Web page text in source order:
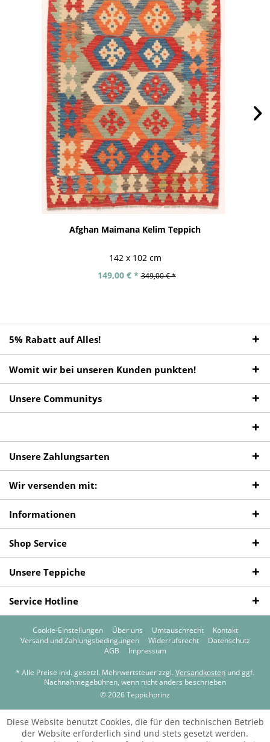
Afghan Maimana Kelim Teppich
142 x 102 cm
149,00 € * 349,00 € *
5% Rabatt auf Alles!
Womit wir bei unseren Kunden punkten!
Unsere Communitys
Unsere Zahlungsarten
Wir versenden mit:
Informationen
Shop Service
Unsere Teppiche
Service Hotline
Cookie-Einstellungen Über uns Umtauschrecht
Kontakt
Versand und Zahlungsbedingungen
Widerrufsrecht
Datenschutz
AGB
Impressum
* Alle Preise inkl. gesetzl. Mehrwertsteuer zzgl. Versandkosten und ggf.
Nachnahmegebühren, wenn nicht anders beschrieben
© 2026 Teppichprinz
Diese Website benutzt Cookies, die für den technischen Betrieb
der Website erforderlich sind und stets gesetzt werden.